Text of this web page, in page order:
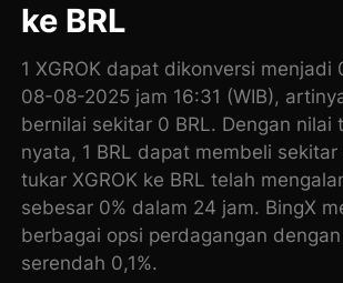
ke BRL
1 XGROK dapat dikonversi menjadi
08-08-2025 jam 16:31 (WIB),
bernilai sekitar 0 BRL. Dengan nilai
nyata, 1 BRL dapat membeli sekitar
tukar XGROK ke BRL telah
sebesar 0% dalam 24 jam. BingX
berbagai opsi perdagangan
serendah 0,1%.